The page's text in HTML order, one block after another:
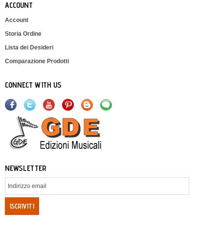
ACCOUNT
Account
Storia Ordine
Lista dei Desideri
Comparazione Prodotti
CONNECT WITH US
NEWSLETTER
ISCRIVITI